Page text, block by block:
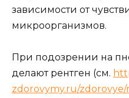
зависимости от
микроорганизмов.
При подозрении на
делают рентген (см.
zdorovymy.ru/